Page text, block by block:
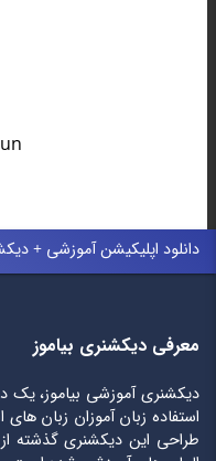
دانلود اپلیکیشن آموزشی +
معرفی دیکشنری بیاموز
دیکشنری آموزشی بیاموز، یک
استفاده زبان آموزان زبان
طراحی این دیکشنری گذشته از